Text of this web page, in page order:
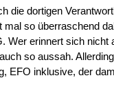
die dortigen
so überraschend
erinnert sich nicht
so aussah.
EFO inklusive, der